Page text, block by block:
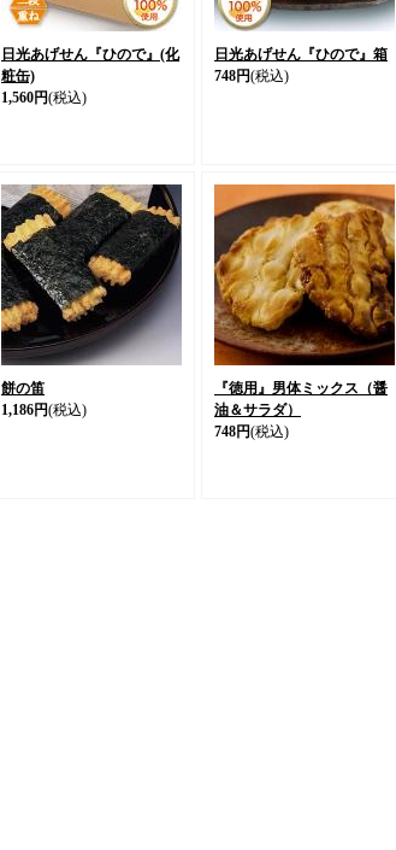
日光あげせん『ひので』(化
粧缶)
1,560円(税込)
日光あげせん『ひので』箱
748円(税込)
餅の笛
1,186円(税込)
『徳用』男体ミックス（醤
油＆サラダ）
748円(税込)